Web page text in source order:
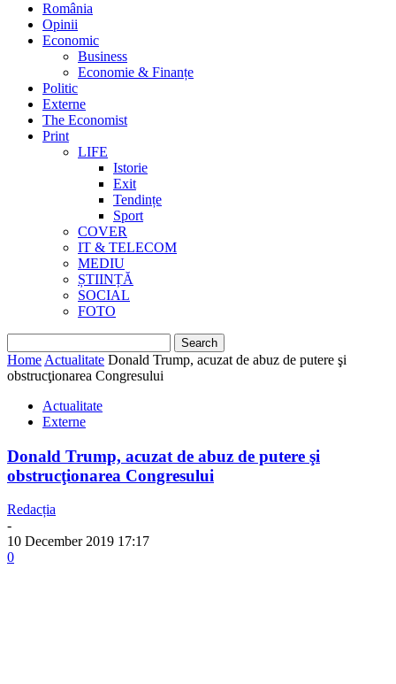
România
Opinii
Economic
Business
Economie & Finanțe
Politic
Externe
The Economist
Print
LIFE
Istorie
Exit
Tendințe
Sport
COVER
IT & TELECOM
MEDIU
ȘTIINȚĂ
SOCIAL
FOTO
Home Actualitate Donald Trump, acuzat de abuz de putere şi
obstrucţionarea Congresului
Actualitate
Externe
Donald Trump, acuzat de abuz de putere şi
obstrucţionarea Congresului
Redacția
-
10 December 2019 17:17
0